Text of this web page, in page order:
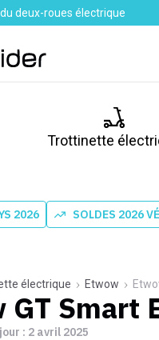
du deux-roues électrique
Trottinette
2026 SOLDES 2026
électrique Etwow
GT Smart
: 2 avril 2025